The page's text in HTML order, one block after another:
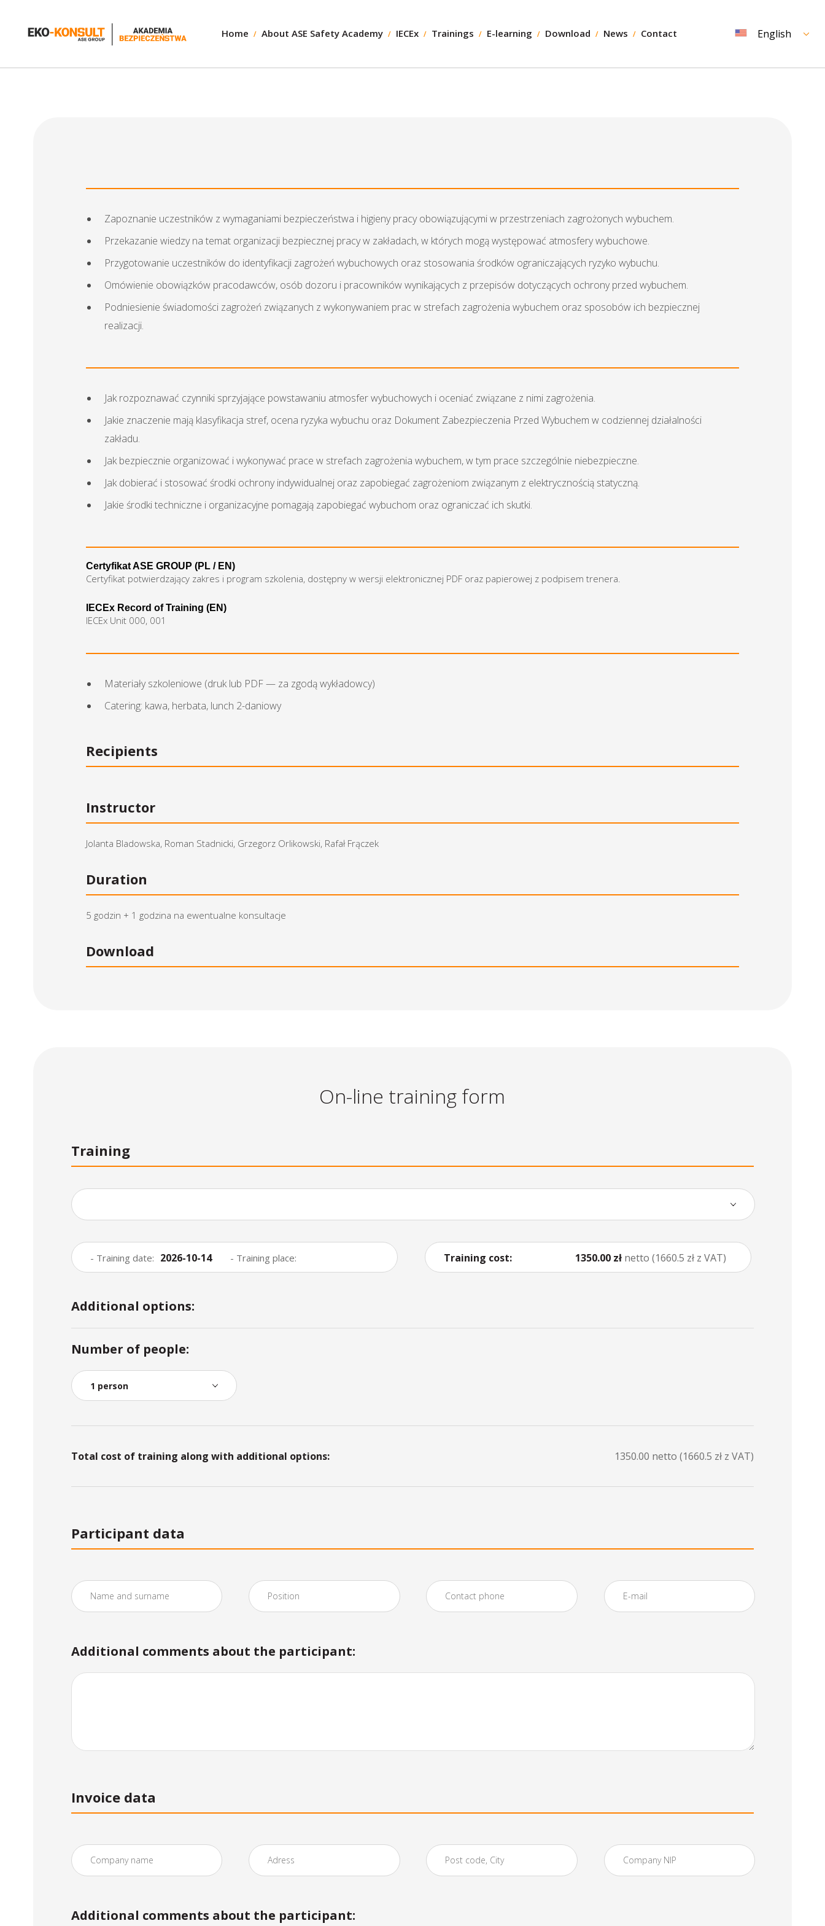
Home About ASE Safety Academy IECEx Trainings E-learning Download News Contact English
Zapoznanie uczestników z wymaganiami bezpieczeństwa i higieny pracy obowiązującymi w przestrzeniach zagrożonych wybuchem.
Przekazanie wiedzy na temat organizacji bezpiecznej pracy w zakładach, w których mogą występować atmosfery wybuchowe.
Przygotowanie uczestników do identyfikacji zagrożeń wybuchowych oraz stosowania środków ograniczających ryzyko wybuchu.
Omówienie obowiązków pracodawców, osób dozoru i pracowników wynikających z przepisów dotyczących ochrony przed wybuchem.
Podniesienie świadomości zagrożeń związanych z wykonywaniem prac w strefach zagrożenia wybuchem oraz sposobów ich bezpiecznej
realizacji.
Jak rozpoznawać czynniki sprzyjające powstawaniu atmosfer wybuchowych i oceniać związane z nimi zagrożenia.
Jakie znaczenie mają klasyfikacja stref, ocena ryzyka wybuchu oraz Dokument Zabezpieczenia Przed Wybuchem w codziennej działalności
zakładu.
Jak bezpiecznie organizować i wykonywać prace w strefach zagrożenia wybuchem, w tym prace szczególnie niebezpieczne.
Jak dobierać i stosować środki ochrony indywidualnej oraz zapobiegać zagrożeniom związanym z elektrycznością statyczną.
Jakie środki techniczne i organizacyjne pomagają zapobiegać wybuchom oraz ograniczać ich skutki.
Certyfikat ASE GROUP (PL / EN)
Certyfikat potwierdzający zakres i program szkolenia, dostępny w wersji elektronicznej PDF oraz papierowej z podpisem trenera.
IECEx Record of Training (EN)
IECEx Unit 000, 001
Materiały szkoleniowe (druk lub PDF — za zgodą wykładowcy)
Catering: kawa, herbata, lunch 2-daniowy
Recipients
Instructor
Jolanta Bladowska, Roman Stadnicki, Grzegorz Orlikowski, Rafał Frączek
Duration
5 godzin + 1 godzina na ewentualne konsultacje
Download
On-line training form
Training
- Training date: 2026-10-14 - Training place: Training cost: 1350.00 zł netto (1660.5 zł z VAT)
Additional options:
Number of people:
Total cost of training along with additional options: 1350.00 netto (1660.5 zł z VAT)
Participant data
Additional comments about the participant:
Invoice data
Additional comments about the participant: